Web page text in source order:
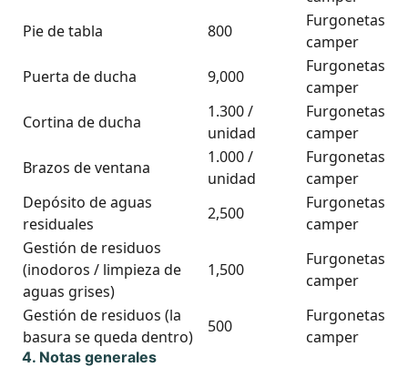
Pie de tabla
800
Furgonetas
camper
Puerta de ducha
9,000
Furgonetas
camper
Cortina de ducha
1.300 /
unidad
Furgonetas
camper
Brazos de ventana
1.000 /
unidad
Furgonetas
camper
Depósito de aguas
residuales
2,500
Furgonetas
camper
Gestión de residuos
(inodoros / limpieza de
aguas grises)
1,500
Furgonetas
camper
Gestión de residuos (la
basura se queda dentro)
500
Furgonetas
camper
4. Notas generales